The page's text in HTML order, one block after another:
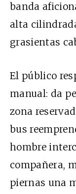
banda
alta
grasientas
El público
manual: da
zona
bus
hombre
compañera,
piernas una